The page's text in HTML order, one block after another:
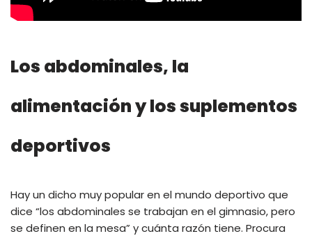
Los abdominales, la
alimentación y los suplementos
deportivos
Hay un dicho muy popular en el mundo deportivo que
dice “los abdominales se trabajan en el gimnasio, pero
se definen en la mesa” y cuánta razón tiene. Procura